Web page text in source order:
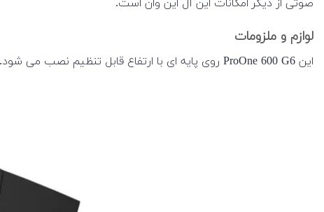
صوتی از دیگر امکانات این آل این وان است.
لوازم و ملزومات
این ProOne 600 G6 روی پایه ای با ارتفاع قابل تنظیم نصب می شود. همچنین شامل یک صفحه کلید USB، یک ماوس USB، یک آداپتور برق خارجی 120 واتی و یک سیم برق 6 اینچی است.